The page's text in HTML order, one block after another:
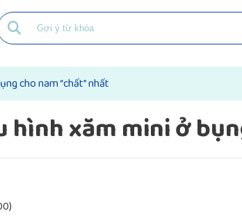
cho nam “chất” nhất
xăm mini ở